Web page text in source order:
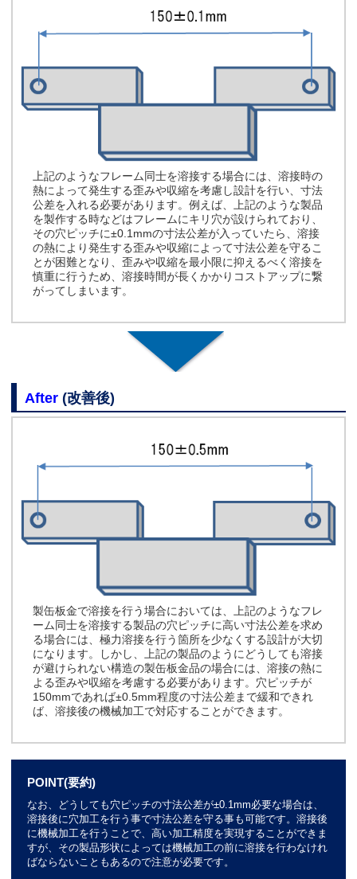
上記のようなフレーム同士を溶接する場合には、溶接時の
熱によって発生する歪みや収縮を考慮し設計を行い、寸法
公差を入れる必要があります。例えば、上記のような製品
を製作する時などはフレームにキリ穴が設けられており、
その穴ピッチに±0.1mmの寸法公差が入っていたら、溶接
の熱により発生する歪みや収縮によって寸法公差を守るこ
とが困難となり、歪みや収縮を最小限に抑えるべく溶接を
慎重に行うため、溶接時間が長くかかりコストアップに繋
がってしまいます。
After (改善後)
製缶板金で溶接を行う場合においては、上記のようなフレ
ーム同士を溶接する製品の穴ピッチに高い寸法公差を求め
る場合には、極力溶接を行う箇所を少なくする設計が大切
になります。しかし、上記の製品のようにどうしても溶接
が避けられない構造の製缶板金品の場合には、溶接の熱に
よる歪みや収縮を考慮する必要があります。穴ピッチが
150mmであれば±0.5mm程度の寸法公差まで緩和できれ
ば、溶接後の機械加工で対応することができます。
POINT(要約)
なお、どうしても穴ピッチの寸法公差が±0.1mm必要な場合は、
溶接後に穴加工を行う事で寸法公差を守る事も可能です。溶接後
に機械加工を行うことで、高い加工精度を実現することができま
すが、その製品形状によっては機械加工の前に溶接を行わなけれ
ばならないこともあるので注意が必要です。